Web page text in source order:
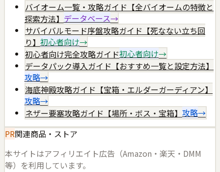
バイオーム一覧・攻略ガイド【全バイオームの特徴と
探索方法】 データベース→
サバイバルモード序盤攻略ガイド【死なない立ち回
り】 初心者向け→
初心者向け完全攻略ガイド初心者向け→
データパック導入ガイド【おすすめ一覧と設定方法】
攻略→
海底神殿攻略ガイド【宝箱・エルダーガーディアン】
攻略→
ネザー要塞攻略ガイド【場所・ボス・宝箱】 攻略→
PR関連商品・ストア
本サイトはアフィリエイト広告（Amazon・楽天・DMM
等）を利用しています。